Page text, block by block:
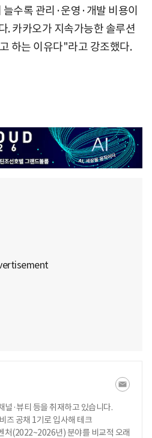
수록 관리·운영·개발 비용이
. 카카오가 지속가능한 솔루션
하는 이유다"라고 강조했다.
널·뷰티 등을 취재하고 있습니다.
즈 공채 1기로 입사해 테크
(2022~2026년) 분야를 비교적 오래